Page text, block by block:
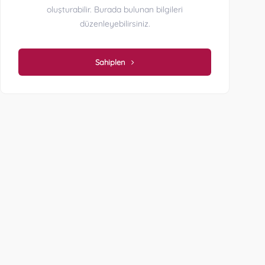
oluşturabilir. Burada bulunan bilgileri
düzenleyebilirsiniz.
Sahiplen